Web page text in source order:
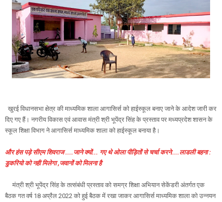
खुरई विधानसभा क्षेत्र की माध्यमिक शाला आगासिर्स को हाईस्कूल बनाए जाने के आदेश जारी कर
दिए गए हैं। नगरीय विकास एवं आवास मंत्री श्री भूपेंद्र सिंह के प्रस्ताव पर मध्यप्रदेश शासन के
स्कूल शिक्षा विभाग ने आगासिर्स माध्यमिक शाला को हाईस्कूल बनाया है।
और हंस पड़े सीएम शिवराज ....जाने क्यों... गए थे ओला पीड़ितों से चर्चा करने....लाडली बहना :
डुकरियो को नही मिलेगा ,जवानों को मिलना है
मंत्री श्री भूपेंद्र सिंह के तत्संबंधी प्रस्ताव को समग्र शिक्षा अभियान सेकेंडरी अंतर्गत एक
बैठक गत वर्ष 18 अप्रैल 2022 को हुई बैठक में रखा जाकर आगासिर्स माध्यमिक शाला को उन्नयन